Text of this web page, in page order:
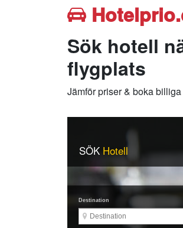
Sök hotell
flygplats
Jämför priser & boka